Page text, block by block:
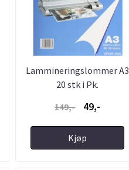
Lammineringslommer A3
20 stk i Pk.
149,-
49,-
Kjøp